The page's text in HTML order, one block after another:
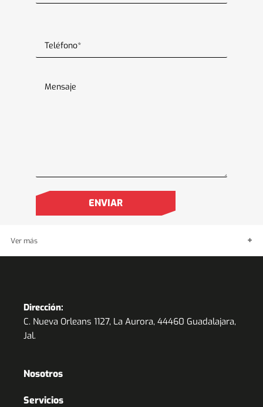
Ver más
Dirección:
C. Nueva Orleans 1127, La Aurora, 44460 Guadalajara,
Jal.
Nosotros
Servicios